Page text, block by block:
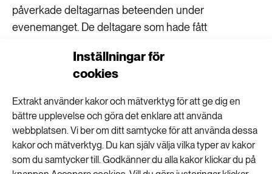
Inställningar för
cookies
Extrakt använder kakor och mätverktyg för att ge dig en
bättre upplevelse och göra det enklare att använda
webbplatsen. Vi ber om ditt samtycke för att använda dessa
kakor och mätverktyg. Du kan själv välja vilka typer av kakor
som du samtycker till. Godkänner du alla kakor klickar du på
påverkade deltagarnas beteenden under
evenemanget. De deltagare som hade fått
miljömedveten än de som inte fått budskapet.
Däremot gjorde de inte fler hållbara val under själva
evenemanget, utan de personer som redan hade
hållbara vanor tenderade också att bete sig mer
hållbart under tävlingen.
– En anledning till resultatet kan vara att deltagarna